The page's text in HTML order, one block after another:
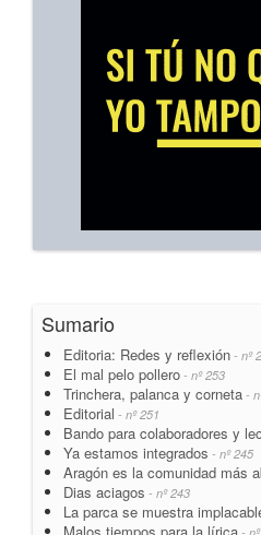
Sumario
Editoria: Redes y reflexión - nº
El mal pelo pollero - nº 253
Trinchera, palanca y corneta -
Editorial - nº 251
Bando para colaboradores y
Ya estamos integrados - nº 245
Aragón es la comunidad más
Dias aciagos - nº 243
La parca se muestra
Malos tiempos para la lírica